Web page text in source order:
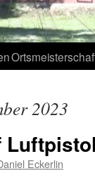
2023
Eckerlin